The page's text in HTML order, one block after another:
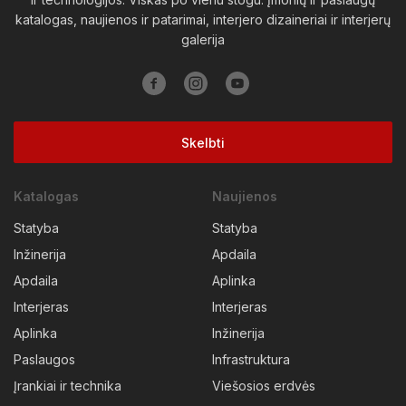
Visagino sav.
katalogas, naujienos ir patarimai, interjero dizaineriai ir interjerų
galerija
Skelbti
Katalogas
Statyba
Inžinerija
Apdaila
Interjeras
Aplinka
Paslaugos
Įrankiai ir technika
Naujienos
Statyba
Apdaila
Aplinka
Interjeras
Inžinerija
Infrastruktura
Viešosios erdvės